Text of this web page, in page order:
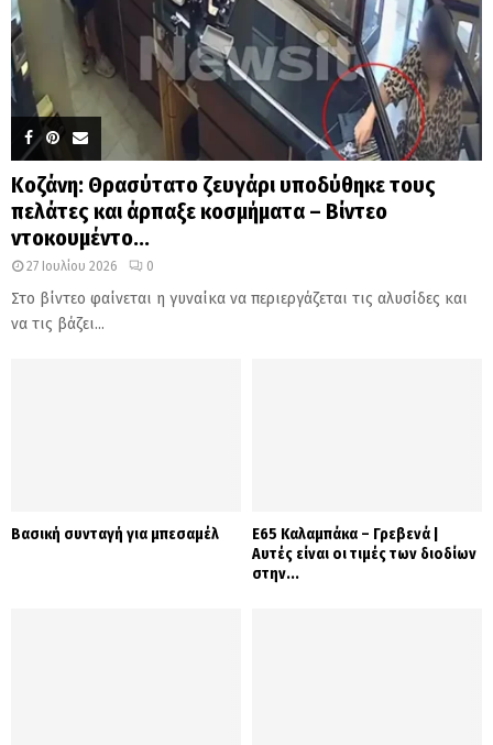
Κοζάνη: Θρασύτατο ζευγάρι υποδύθηκε τους
πελάτες και άρπαξε κοσμήματα – Βίντεο
ντοκουμέντο...
27 Ιουλίου 2026 0
Στο βίντεο φαίνεται η γυναίκα να περιεργάζεται τις αλυσίδες και
να τις βάζει...
Βασική συνταγή για μπεσαμέλ
Ε65 Καλαμπάκα – Γρεβενά |
Αυτές είναι οι τιμές των διοδίων
στην...